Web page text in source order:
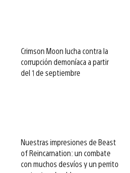
Crimson Moon lucha contra la
corrupción demoníaca a partir
del 1 de septiembre
Nuestras impresiones de Beast
of Reincarnation: un combate
con muchos desvíos y un perrito